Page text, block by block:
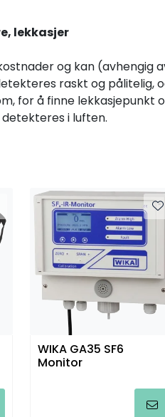
lekkasjer
og kan (avhengig
raskt og pålitelig,
for å finne lekkasjepunkt
i luften.
WIKA GA35 SF6
Monitor